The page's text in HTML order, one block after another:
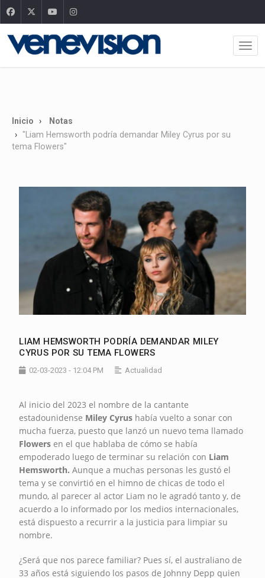
Inicio
Notas
"Liam Hemsworth podría demandar Miley Cyrus por su
tema Flowers"
LIAM HEMSWORTH PODRÍA DEMANDAR MILEY
CYRUS POR SU TEMA FLOWERS
02-03-2023 - 12:04 PM Actualidad
Al inicio del 2023 el nombre de la cantante
estadounidense Miley Cyrus había vuelto a sonar con
mucha fuerza, puesto que lanzó un nuevo tema llamado
Flowers en el que hablaba de cómo se había
empoderado luego de terminar su relación con Liam
Hemsworth.Aunque a muchas personas les gustó el
tema y se convirtió en el himno de chicas de todo el
mundo, al parecer al actor Liam no le agradó tanto y, de
acuerdo a lo informado por los medios internacionales,
está dispuesto a recurrir a la justicia para limpiar su
nombre.
¿Será que nos parece familiar? Pues sí, el australiano de
33 años está siguiendo los pasos de Johnny Depp quien